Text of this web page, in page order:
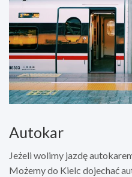
Autokar
Jeżeli wolimy jazdę
Możemy do Kielc dojechać